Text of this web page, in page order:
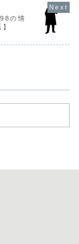
てきま
、宣伝
資は行
散されてし
す。花山は
うな手段で
人情報先に
てきます。
の情